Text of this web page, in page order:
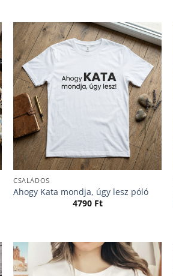
CSALÁDOS
Ahogy Kata mondja, úgy lesz póló
4790 Ft